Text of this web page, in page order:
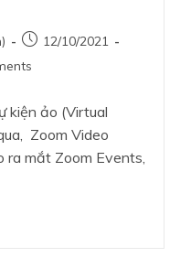
12/10/2021
kiện ảo (Virtual
Zoom Video
ra mắt Zoom Events,